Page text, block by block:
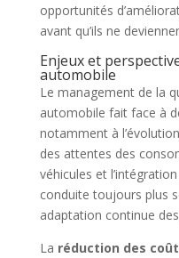
opportunités
avant qu’ils ne
Enjeux et
automobile
Le management de la
automobile fait face à
notamment à
des attentes des
véhicules et
conduite toujours plus
adaptation continue
La réduction des